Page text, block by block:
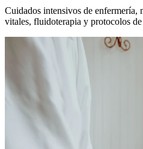
Cuidados intensivos de enfermería,
vitales, fluidoterapia y protocolos